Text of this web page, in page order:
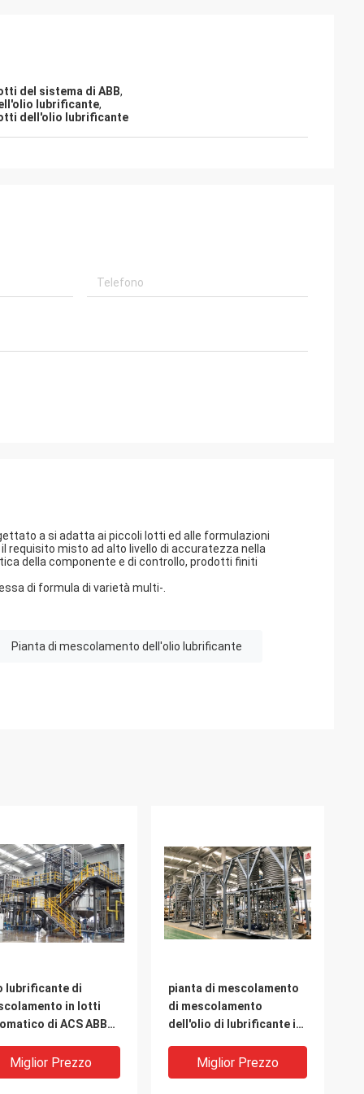
del sistema di ABB,
lubrificante,
dell'olio lubrificante
a si adatta ai piccoli lotti ed alle formulazioni
requisito misto ad alto livello di accuratezza nella
della componente e di controllo, prodotti finiti
di formula di varietà multi-.
Pianta di mescolamento dell'olio lubrificante
lubrificante di
in lotti
di ACS ABB
sofisticato
Miglior Prezzo
pianta di mescolamento
di mescolamento
dell'olio di lubrificante in
Miglior Prezzo